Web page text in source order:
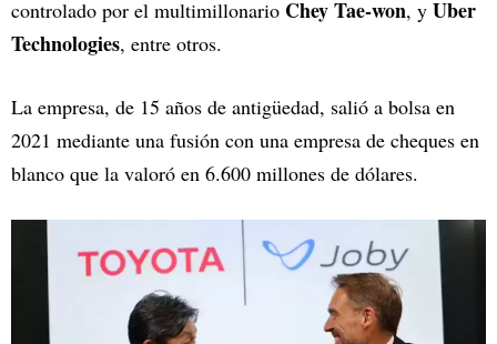
controlado por el multimillonario Chey Tae-won, y Uber
Technologies, entre otros.
La empresa, de 15 años de antigüedad, salió a bolsa en
2021 mediante una fusión con una empresa de cheques en
blanco que la valoró en 6.600 millones de dólares.